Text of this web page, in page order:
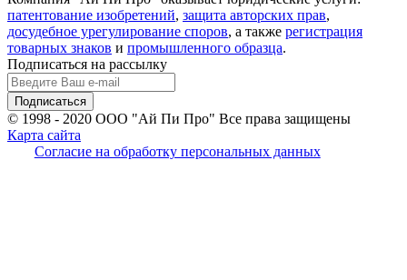
патентование изобретений, защита авторских прав,
досудебное урегулирование споров, а также регистрация
товарных знаков и промышленного образца.
Подписаться на рассылку
© 1998 - 2020 ООО "Ай Пи Про" Все права защищены
Карта сайта
Согласие на обработку персональных данных